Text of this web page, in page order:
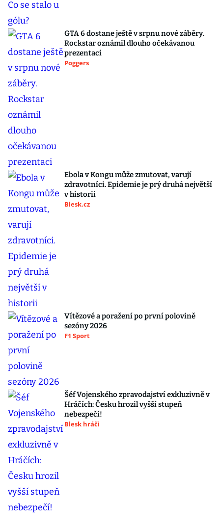
GTA 6 dostane ještě v srpnu nové záběry.
Rockstar oznámil dlouho očekávanou
prezentaci
Poggers
Ebola v Kongu může zmutovat, varují
zdravotníci. Epidemie je prý druhá největší
v historii
Blesk.cz
Vítězové a poražení po první polovině
sezóny 2026
F1 Sport
Šéf Vojenského zpravodajství exkluzivně v
Hráčích: Česku hrozil vyšší stupeň
nebezpečí!
Blesk hráči